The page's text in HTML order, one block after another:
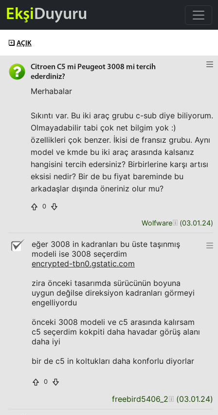
EkşiDuyuru
AÇIK
Citroen C5 mi Peugeot 3008 mi tercih
ederdiniz?
Merhabalar
Sıkıntı var. Bu iki araç grubu c-sub diye biliyorum.
Olmayadabilir tabi çok net bilgim yok :)
özellikleri çok benzer. İkisi de fransız grubu. Aynı
model ve kmde bu iki araç arasında kalsanız
hangisini tercih edersiniz? Birbirlerine karşı artısı
eksisi nedir? Bir de bu fiyat bareminde bu
arkadaşlar dışında öneriniz olur mu?
0
Wolfware (03.01.24)
eğer 3008 in kadranları bu üste taşınmış
modeli ise 3008 seçerdim
encrypted-tbn0.gstatic.com
zira önceki tasarımda sürücünün boyuna
uygun değilse direksiyon kadranları görmeyi
engelliyordu
önceki 3008 modeli ve c5 arasında kalırsam
c5 seçerdim kokpiti daha havadar görüş alanı
daha iyi
bir de c5 in koltukları daha konforlu diyorlar
0
freebird5406_2 (03.01.24)